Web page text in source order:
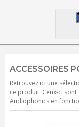
ACCESSOIRES
Retrouvez ici une
ce produit. Ceux-ci
Audiophonics en